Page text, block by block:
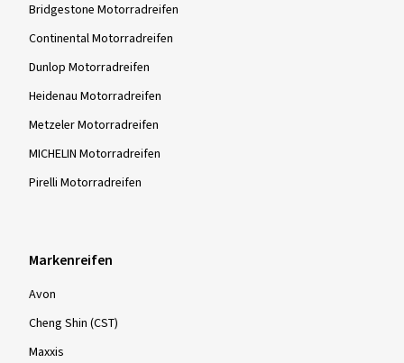
Bridgestone Motorradreifen
Continental Motorradreifen
Dunlop Motorradreifen
Heidenau Motorradreifen
Metzeler Motorradreifen
MICHELIN Motorradreifen
Pirelli Motorradreifen
Markenreifen
Avon
Cheng Shin (CST)
Maxxis